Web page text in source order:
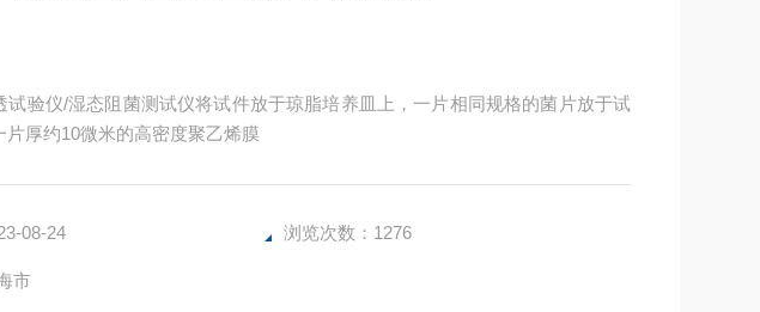
试验仪/湿态阻菌测试仪将试件放于琼脂培养皿上，一片相同规格的菌片放于试
片厚约10微米的高密度聚乙烯膜
08-24 浏览次数：1276
市